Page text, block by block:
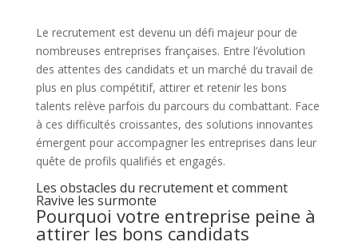
Le recrutement est devenu un défi majeur pour de
nombreuses entreprises françaises. Entre l’évolution
des attentes des candidats et un marché du travail de
plus en plus compétitif, attirer et retenir les bons
talents relève parfois du parcours du combattant. Face
à ces difficultés croissantes, des solutions innovantes
émergent pour accompagner les entreprises dans leur
quête de profils qualifiés et engagés.
Les obstacles du recrutement et comment
Ravive les surmonte
Pourquoi votre entreprise peine à
attirer les bons candidats